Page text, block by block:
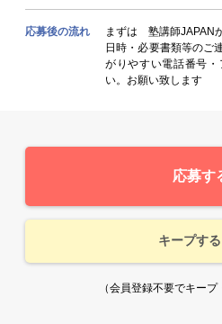
応募後の流れ
まずは 塾講師JAPAN
日時・必要書類等の
がりやすい電話番号
い。お願い致します
応募す
キープする
（会員登録不要でキープ